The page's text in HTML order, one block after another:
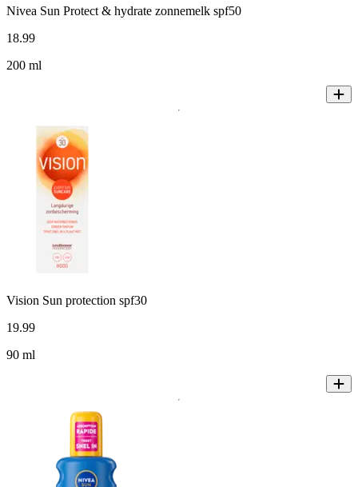
Nivea Sun Protect & hydrate zonnemelk spf50
18.99
200 ml
Vision Sun protection spf30
19.99
90 ml